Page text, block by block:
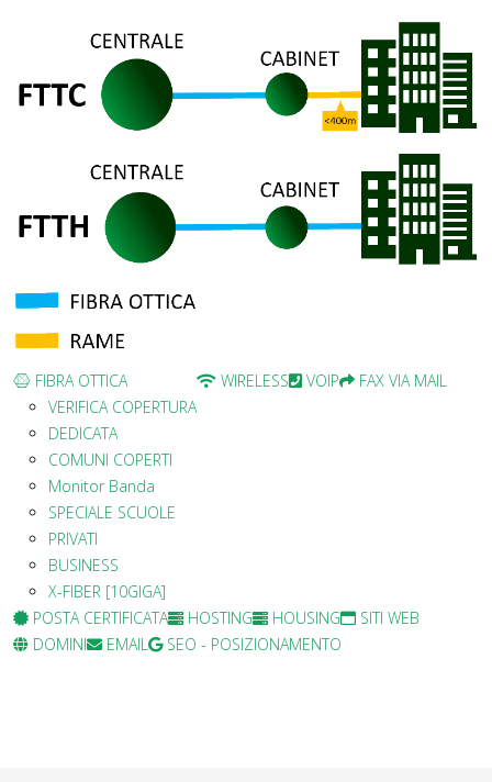
FIBRA OTTICA
VERIFICA COPERTURA
DEDICATA
COMUNI COPERTI
Monitor Banda
SPECIALE SCUOLE
PRIVATI
BUSINESS
X-FIBER [10GIGA]
WIRELESS VOIP FAX VIA MAIL
POSTA CERTIFICATA HOSTING HOUSING
SITI WEB
DOMINI
EMAIL SEO - POSIZIONAMENTO